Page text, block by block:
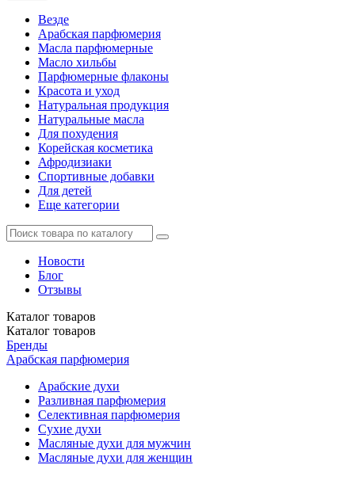
Везде
Арабская парфюмерия
Масла парфюмерные
Масло хильбы
Парфюмерные флаконы
Красота и уход
Натуральная продукция
Натуральные масла
Для похудения
Корейская косметика
Афродизиаки
Спортивные добавки
Для детей
Еще категории
Новости
Блог
Отзывы
Каталог товаров
Каталог товаров
Бренды
Арабская парфюмерия
Арабские духи
Разливная парфюмерия
Селективная парфюмерия
Сухие духи
Масляные духи для мужчин
Масляные духи для женщин